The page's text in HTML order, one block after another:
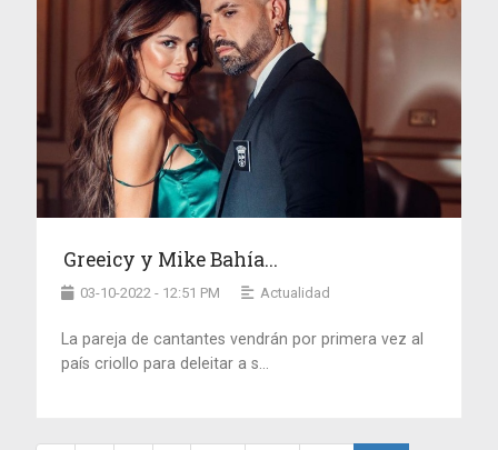
Greeicy y Mike Bahía...
03-10-2022 - 12:51 PM Actualidad
La pareja de cantantes vendrán por primera vez al
país criollo para deleitar a s...